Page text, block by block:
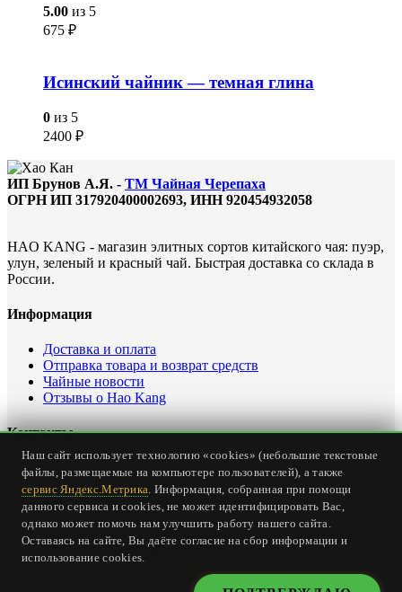
5.00 из 5
675 ₽
Исинский чайник — темная глина
0 из 5
2400 ₽
ИП Брунов А.Я. - ТМ Чайная Черепаха
ОГРН ИП 317920400002693, ИНН 920454932058
HAO KANG - магазин элитных сортов китайского чая: пуэр,
улун, зеленый и красный чай. Быстрая доставка со склада в
России.
Информация
Доставка и оплата
Отправка товара и возврат средств
Чайные новости
Отзывы о Hao Kang
Контакты
Офис интернет магазина: Россия, Севастополь, ул.
Карантинная, дом 23
Тел.+7 (978) 147-24-00
Email:
office@haokang.ru
Приём заказов на сайте круглосуточно без выходных
(страница о доставке и оплате)
© 2018 Hao Kang Tea - элитный китайский чай. Все права
Наш сайт использует технологию «cookies» (небольшие текстовые
файлы, размещаемые на компьютере пользователей), а также
сервис Яндекс.Метрика. Информация, собранная при помощи
данного сервиса и cookies, не может идентифицировать Вас,
однако может помочь нам улучшить работу нашего сайта.
Оставаясь на сайте, Вы даёте согласие на сбор информации и
использование cookies.